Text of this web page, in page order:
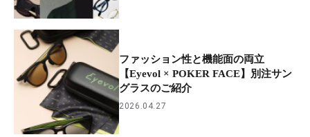
ファッション性と機能面の両立
【Eyevol × POKER FACE】別注サン
グラスのご紹介
2026.04.27